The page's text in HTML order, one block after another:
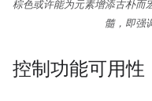
棕色或许能为元素增添古朴而
髓，即强
控制功能可用性